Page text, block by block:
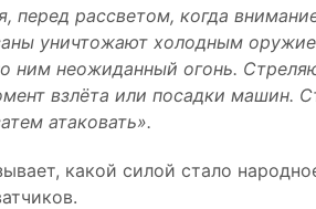
перед рассветом, когда
уничтожают холодным
ним неожиданный огонь.
взлёта или посадки машин.
атаковать».
какой силой стало